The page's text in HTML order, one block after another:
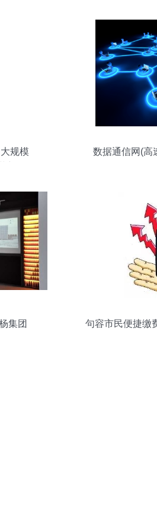
规模
数据通信网(高
集团
句容市民便捷缴